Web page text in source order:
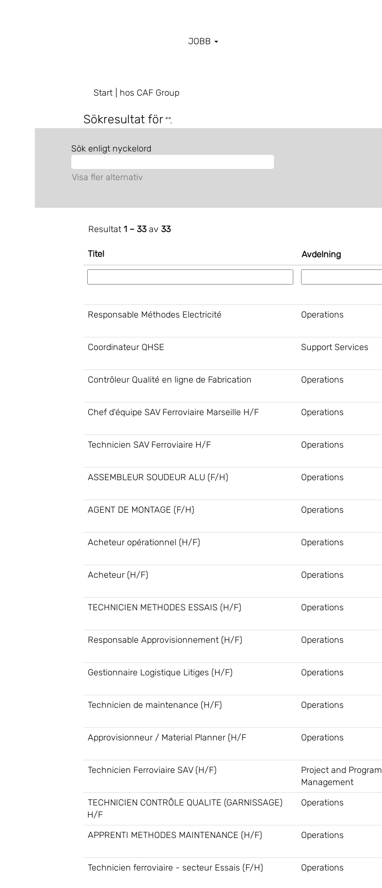
JOBB
Start hos CAF Group(aktuell
Sökresultat för "".
Sök enligt nyckelord
Visa fler alternativ
Resultat 1 – 33av 33
Titel Avdelning
Responsable Méthodes Electricité
Operations
Coordinateur QHSE Support Services
Contrôleur Qualité en ligne de Fabrication Operations
Chef d'équipe SAV Ferroviaire Marseille H/F Operations
Technicien SAV Ferroviaire H/F Operations
ASSEMBLEUR SOUDEUR ALU (F/H) Operations
AGENT DE MONTAGE (F/H) Operations
Acheteur opérationnel (H/F) Operations
Acheteur (H/F) Operations
TECHNICIEN METHODES ESSAIS (H/F) Operations
Responsable Approvisionnement (H/F) Operations
Gestionnaire Logistique Litiges (H/F) Operations
Technicien de maintenance (H/F) Operations
Approvisionneur / Material Planner (H/F Operations
Technicien Ferroviaire SAV (H/F)
Project and Program
Management
TECHNICIEN CONTRÔLE QUALITE (GARNISSAGE)
H/F
Operations
APPRENTI METHODES MAINTENANCE (H/F) Operations
Technicien ferroviaire - secteur Essais (F/H) Operations